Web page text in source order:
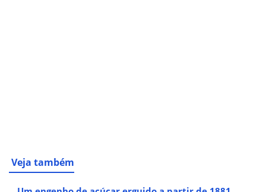
Veja também